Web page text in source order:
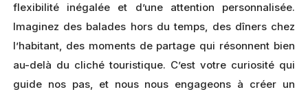
flexibilité inégalée et d’une attention personnalisée.
Imaginez des balades hors du temps, des dîners chez
l’habitant, des moments de partage qui résonnent bien
au-delà du cliché touristique. C’est votre curiosité qui
guide nos pas, et nous nous engageons à créer un